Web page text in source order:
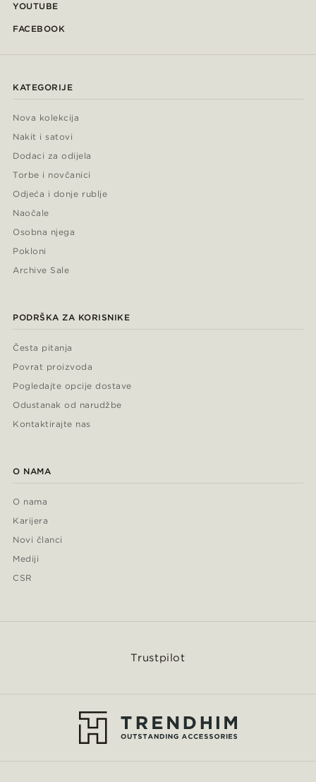
YOUTUBE
FACEBOOK
KATEGORIJE
Nova kolekcija
Nakit i satovi
Dodaci za odijela
Torbe i novčanici
Odjeća i donje rublje
Naočale
Osobna njega
Pokloni
Archive Sale
PODRŠKA ZA KORISNIKE
Česta pitanja
Povrat proizvoda
Pogledajte opcije dostave
Odustanak od narudžbe
Kontaktirajte nas
O NAMA
O nama
Karijera
Novi članci
Mediji
CSR
Trustpilot